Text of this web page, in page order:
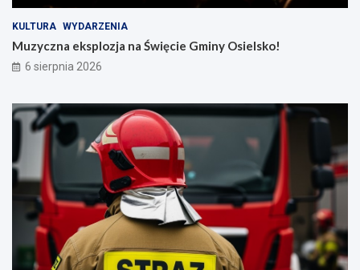
KULTURA WYDARZENIA
Muzyczna eksplozja na Święcie Gminy Osielsko!
6 sierpnia 2026